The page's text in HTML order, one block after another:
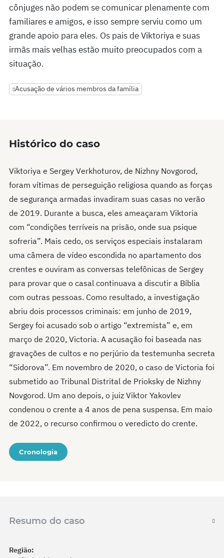
cônjuges não podem se comunicar plenamente com
familiares e amigos, e isso sempre serviu como um
grande apoio para eles. Os pais de Viktoriya e suas
irmãs mais velhas estão muito preocupados com a
situação.
Acusação de vários membros da família
Histórico do caso
Viktoriya e Sergey Verkhoturov, de Nizhny Novgorod,
foram vítimas de perseguição religiosa quando as forças
de segurança armadas invadiram suas casas no verão
de 2019. Durante a busca, eles ameaçaram Viktoria
com “condições terríveis na prisão, onde sua psique
sofreria”. Mais cedo, os serviços especiais instalaram
uma câmera de vídeo escondida no apartamento dos
crentes e ouviram as conversas telefônicas de Sergey
para provar que o casal continuava a discutir a Bíblia
com outras pessoas. Como resultado, a investigação
abriu dois processos criminais: em junho de 2019,
Sergey foi acusado sob o artigo “extremista” e, em
março de 2020, Victoria. A acusação foi baseada nas
gravações de cultos e no perjúrio da testemunha secreta
“Sidorova”. Em novembro de 2020, o caso de Victoria foi
submetido ao Tribunal Distrital de Prioksky de Nizhny
Novgorod. Um ano depois, o juiz Viktor Yakovlev
condenou o crente a 4 anos de pena suspensa. Em maio
de 2022, o recurso confirmou o veredicto do crente.
Cronologia
Resumo do caso
Região: